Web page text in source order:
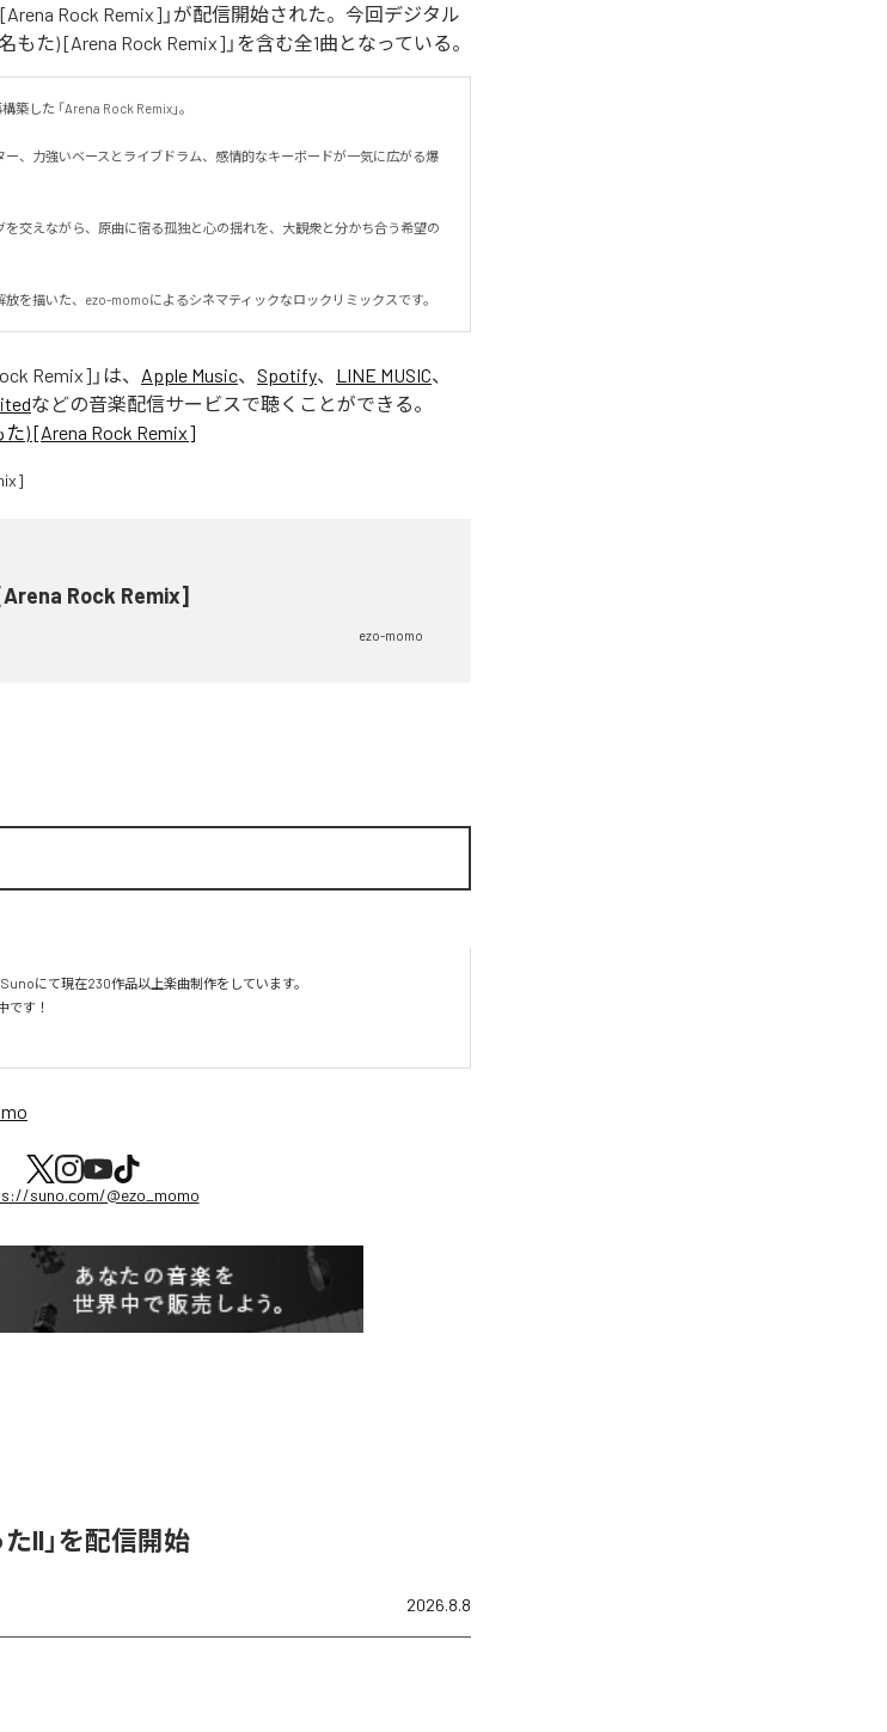
Rock Remix]」が配信開始された。今回デジタル
た) [Arena Rock Remix]」を含む全1曲となっている。
した 「Arena Rock Remix」。
、力強いベースとライブドラム、感情的なキーボードが一気に広がる爆
交えながら、原曲に宿る孤独と心の揺れを、大観衆と分かち合う希望の
を描いた、ezo-momoによるシネマティックなロックリミックスです。
Remix] 」は、 Apple Music、 Spotify、 LINE MUSIC、
などの音楽配信サービスで聴くことができる。
) [Arena Rock Remix]
Rock Remix]
ezo-momo
にて現在230作品以上楽曲制作をしています。
です！
suno.com/@ezo_momo
II」を配信開始
2026.8.8